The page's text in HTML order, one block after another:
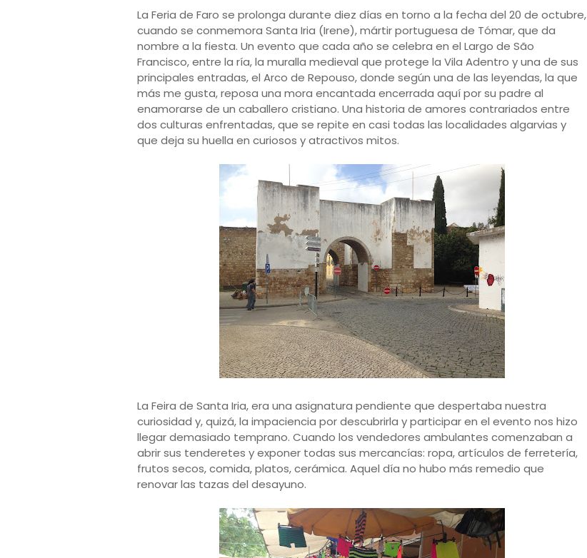
La Feria de Faro se prolonga durante diez días en torno a la fecha del 20 de octubre,
cuando se conmemora Santa Iria (Irene), mártir portuguesa de Tómar, que da
nombre a la fiesta. Un evento que cada año se celebra en el Largo de São
Francisco, entre la ría, la muralla medieval que protege la Vila Adentro y una de sus
principales entradas, el Arco de Repouso, donde según una de las leyendas, la que
más me gusta, reposa una mora encantada encerrada aquí por su padre al
enamorarse de un caballero cristiano. Una historia de amores contrariados entre
dos culturas enfrentadas, que se repite en casi todas las localidades algarvias y
que deja su huella en curiosos y atractivos mitos.
La Feira de Santa Iria, era una asignatura pendiente que despertaba nuestra
curiosidad y, quizá, la impaciencia por descubrirla y participar en el evento nos hizo
llegar demasiado temprano. Cuando los vendedores ambulantes comenzaban a
abrir sus tenderetes y exponer todas sus mercancías: ropa, artículos de ferretería,
frutos secos, comida, platos, cerámica. Aquel día no hubo más remedio que
renovar las tazas del desayuno.